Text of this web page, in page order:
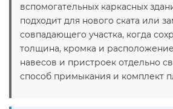
вспомогательных каркасных
подходит для нового ската или
совпадающего участка, когда
толщина, кромка и
навесов и пристроек отдельно
способ примыкания и комплект